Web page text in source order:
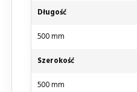
Długość
500 mm
Szerokość
500 mm